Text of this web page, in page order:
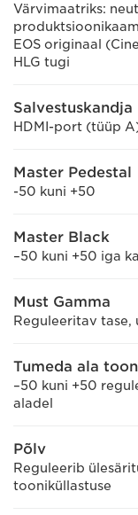
Värvimaatriks:
EOS originaal
HLG tugi
Salvestuskandja
HDMI-port (tüüp
Master Pedestal
-50 kuni +50
Master Black
–50 kuni +50 iga
Must Gamma
Reguleeritav tase,
Tumeda ala
–50 kuni +50
aladel
Põlv
Reguleerib
tooniküllastuse